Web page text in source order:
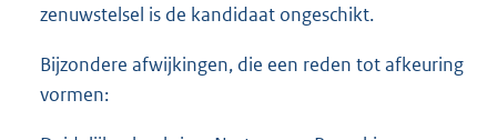
zenuwstelsel is de kandidaat ongeschikt.
Bijzondere afwijkingen, die een reden tot afkeuring
vormen: